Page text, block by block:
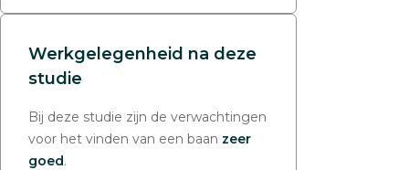
Werkgelegenheid na deze
studie
Bij deze studie zijn de verwachtingen
voor het vinden van een baan zeer
goed.